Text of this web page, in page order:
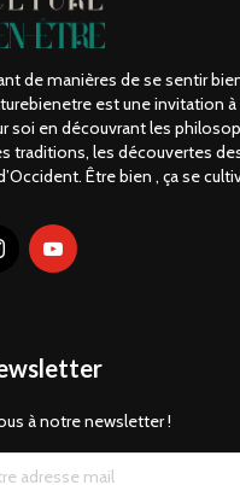
de manières de se sentir
est une invitation à
soi en découvrant les
traditions, les découvertes
Être bien , ça se
à notre newsletter !